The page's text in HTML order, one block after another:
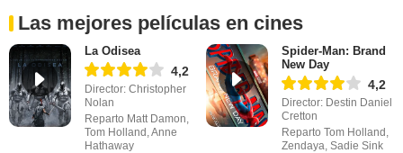
Las mejores películas en cines
La Odisea
4,2
Director: Christopher
Nolan
Reparto Matt Damon,
Tom Holland, Anne
Hathaway
Spider-Man: Brand
New Day
4,2
Director: Destin Daniel
Cretton
Reparto Tom Holland,
Zendaya, Sadie Sink